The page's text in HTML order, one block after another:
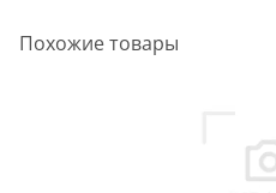
Похожие товары